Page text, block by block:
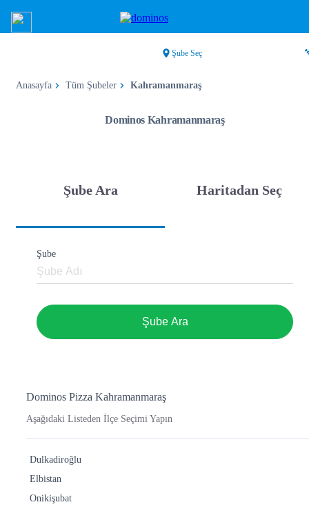
Şube Seç
Anasayfa Tüm Şubeler Kahramanmaraş
Dominos Kahramanmaraş
Şube Ara Haritadan Seç
Şube
Şube Ara
Dominos Pizza Kahramanmaraş
Aşağıdaki Listeden İlçe Seçimi Yapın
Dulkadiroğlu
Elbistan
Onikişubat